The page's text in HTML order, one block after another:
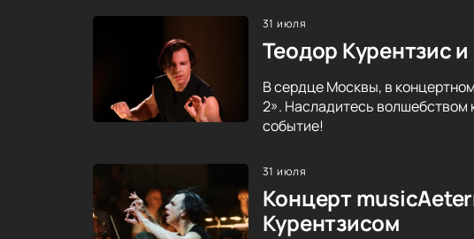
31 июля
Теодор Курентзис
В сердце Москвы, в
2». Насладитесь волшебством
событие!
31 июля
Концерт
Курентзисом